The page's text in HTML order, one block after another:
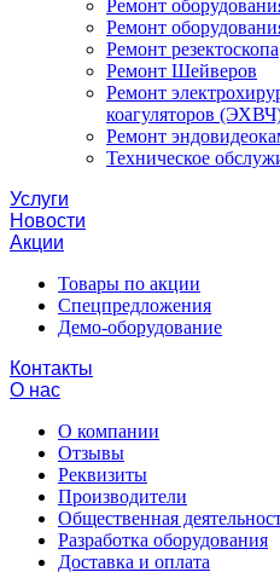
Ремонт
Ремонт
Ремонт резектоскопа
Ремонт Шейверов
Ремонт
коагуляторов
Ремонт
Техническое
Услуги
Новости
Акции
Товары по акции
Спецпредложения
Демо-оборудование
Контакты
О нас
О компании
Отзывы
Реквизиты
Производители
Общественная
Разработка оборудования
Доставка и оплата